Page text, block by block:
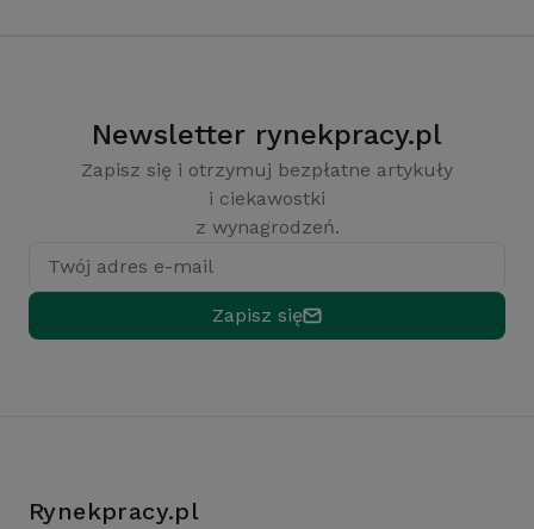
Newsletter rynekpracy.pl
Zapisz się i otrzymuj bezpłatne artykuły
i ciekawostki
z wynagrodzeń.
Twój adres e-mail
Zapisz się
Rynekpracy.pl